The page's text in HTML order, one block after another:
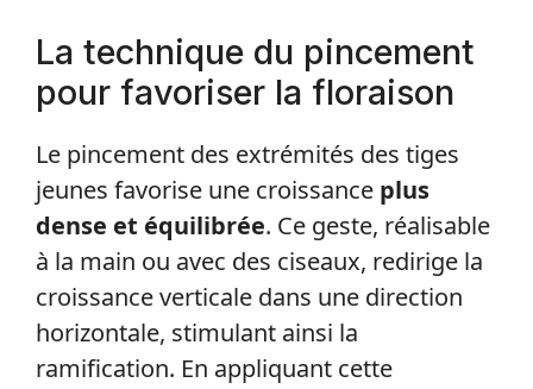
La technique du pincement
pour favoriser la floraison
Le pincement des extrémités des tiges
jeunes favorise une croissance plus
dense et équilibrée. Ce geste, réalisable
à la main ou avec des ciseaux, redirige la
croissance verticale dans une direction
horizontale, stimulant ainsi la
ramification. En appliquant cette